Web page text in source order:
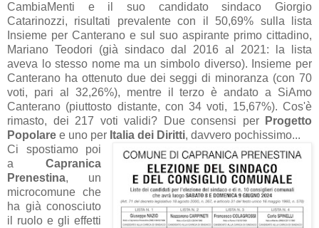
CambiaMenti e il suo candidato sindaco Giorgio
Catarinozzi, risultati prevalente con il 50,69% sulla lista
Insieme per Canterano e sul suo aspirante primo cittadino,
Mariano Teodori (già sindaco dal 2016 al 2021: la lista
aveva lo stesso nome ma un simbolo diverso). Insieme per
Canterano ha ottenuto due dei seggi di minoranza (con 70
voti, pari al 32,26%), mentre il terzo è andato a SiAmo
Canterano (piuttosto distante, con 34 voti, 15,67%). Cos'è
rimasto, dei 217 voti validi? Due consensi per
Progetto
Popolare e uno per Italia dei Diritti, davvero pochissimo...
Ci spostiamo poi
aCapranica
Prenestina, un
microcomune che
ha già conosciuto
il ruolo e gli effetti